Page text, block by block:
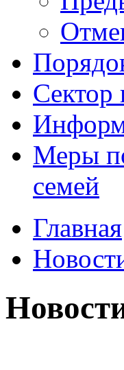
Сектор
Меры
семей
Главная